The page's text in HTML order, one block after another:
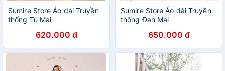
Sumire Store Áo dài Truyền
thống Tú Mai
620.000 đ
Sumire Store Áo dài Truyền
thống Đan Mai
650.000 đ